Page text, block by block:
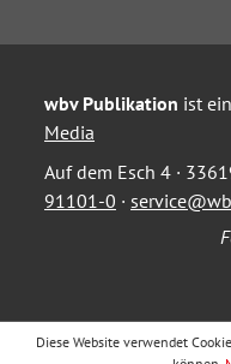
wbv Publikation ist
Media
Auf dem Esch 4 ·
91101-0 ·
Diese Website verwendet